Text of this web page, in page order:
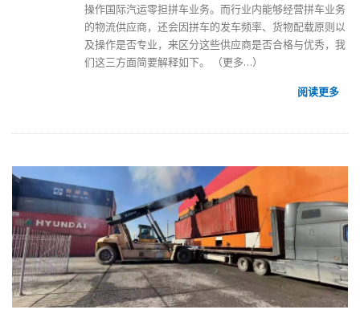
操作国际汽运零担拼车业务。而行业内能够经营拼车业务
的物流供应商，还会因拼车的发车频率、货物配载原则以
及操作是否专业，来区分这些供应商是否合格与优秀，我
们这三方面简要解释如下。
（更多…）
阅读更多